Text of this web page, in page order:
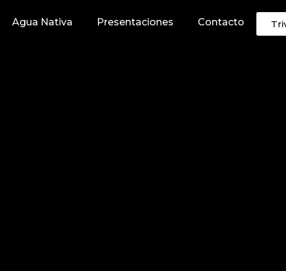
Agua Nativa Presentaciones Contacto